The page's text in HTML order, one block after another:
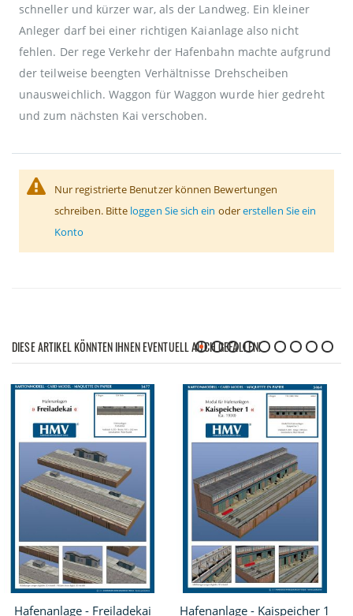
schneller und kürzer war, als der Landweg. Ein kleiner
Anleger darf bei einer richtigen Kaianlage also nicht
fehlen. Der rege Verkehr der Hafenbahn machte aufgrund
der teilweise beengten Verhältnisse Drehscheiben
unausweichlich. Waggon für Waggon wurde hier gedreht
und zum nächsten Kai verschoben.
Nur registrierte Benutzer können Bewertungen
schreiben. Bitte loggen Sie sich ein odererstellen Sie ein
Konto
DIESE ARTIKEL KÖNNTEN IHNEN EVENTUELL AUCH GEFALLEN!
Hafenanlage - Freiladekai Hafenanlage - Kaispeicher 1